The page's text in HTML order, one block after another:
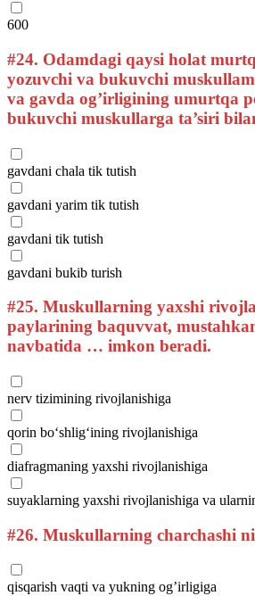
600
#24. Odamdagi qaysi holat
yozuvchi va bukuvchi
va gavda og’irligining umurtqa
bukuvchi muskullarga ta’siri
gavdani chala tik tutish
gavdani yarim tik tutish
gavdani tik tutish
gavdani bukib turish
#25. Muskullarning yaxshi
paylarining baquvvat,
navbatida … imkon beradi.
nerv tizimining rivojlanishiga
qorin bo‘shlig‘ining rivojlanishiga
diafragmaning yaxshi rivojlanishiga
suyaklarning yaxshi rivojlanishiga va
#26. Muskullarning charchashi
qisqarish vaqti va yukning og’irligiga